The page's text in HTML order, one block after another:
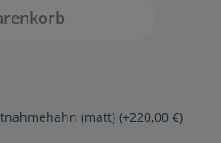
(matt) (+220,00 €)